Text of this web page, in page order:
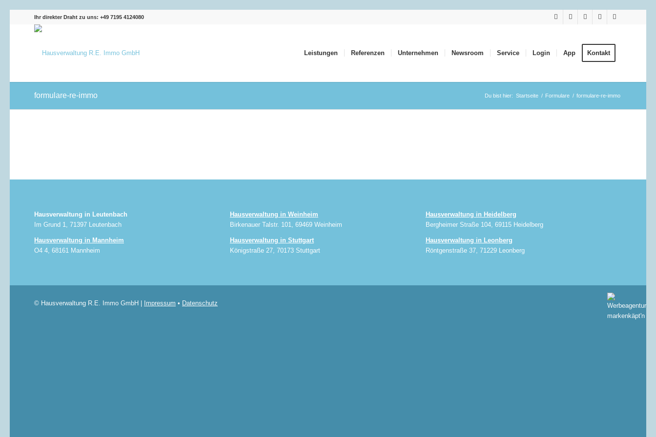
Ihr direkter Draht zu uns: +49 7195 4124080
Leistungen Referenzen Unternehmen Newsroom Service Login App Kontakt
formulare-re-immo Du bist hier: Startseite / Formulare / formulare-re-immo
Hausverwaltung in Leutenbach
Im Grund 1, 71397 Leutenbach
Hausverwaltung in Mannheim
O4 4, 68161 Mannheim
Hausverwaltung in Weinheim
Birkenauer Talstr. 101, 69469 Weinheim
Hausverwaltung in Stuttgart
Königstraße 27, 70173 Stuttgart
Hausverwaltung in Heidelberg
Bergheimer Straße 104, 69115 Heidelberg
Hausverwaltung in Leonberg
Röntgenstraße 37, 71229 Leonberg
© Hausverwaltung R.E. Immo GmbH | Impressum • Datenschutz